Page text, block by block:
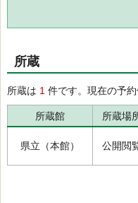
所蔵
所蔵は 1 件です。現在の予
所蔵館 所蔵場
県立（本館） 公開閲